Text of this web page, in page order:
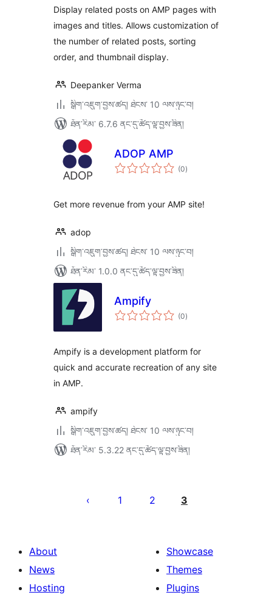
ཚང་།
Display related posts on AMP pages with
images and titles. Allows customization of
the number of related posts, sorting
order, and thumbnail display.
Deepanker Verma
སྒྲིག་འཇུག་བྱས་ཚད། ཐེངས་ 10 ལས་ཉུང་བ།
ཐོན་རིམ་ 6.7.6 ནང་དུ་ཚོད་ལྟ་བྱས་ཟིན།
ADOP AMP
(0གདེང་
འཇོག་
)
Get more revenue from your AMP site!
adop
སྒྲིག་འཇུག་བྱས་ཚད། ཐེངས་ 10 ལས་ཉུང་བ།
ཐོན་རིམ་ 1.0.0 ནང་དུ་ཚོད་ལྟ་བྱས་ཟིན།
Ampify
(0གདེང་
འཇོག་
)
Ampify is a development platform for
quick and accurate recreation of any site
in AMP.
ampify
སྒྲིག་འཇུག་བྱས་ཚད། ཐེངས་ 10 ལས་ཉུང་བ།
ཐོན་རིམ་ 5.3.22 ནང་དུ་ཚོད་ལྟ་བྱས་ཟིན།
pagination
1 2 3
About
News
Hosting
Showcase
Themes
Plugins